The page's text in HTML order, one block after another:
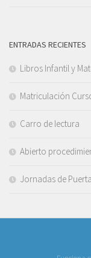
ENTRADAS RECIENTES
Libros Infantil y
Matriculación
Carro de lectura
Abierto
Jornadas de